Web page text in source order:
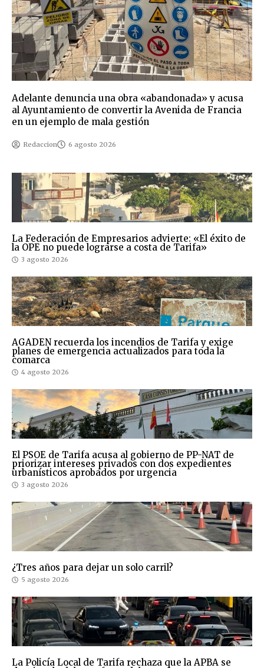
Adelante denuncia una obra «abandonada» y acusa
al Ayuntamiento de convertir la Avenida de Francia
en un ejemplo de mala gestión
Redaccion 6 agosto 2026
La Federación de Empresarios advierte: «El éxito de
la OPE no puede lograrse a costa de Tarifa»
3 agosto 2026
AGADEN recuerda los incendios de Tarifa y exige
planes de emergencia actualizados para toda la
comarca
4 agosto 2026
El PSOE de Tarifa acusa al gobierno de PP-NAT de
priorizar intereses privados con dos expedientes
urbanísticos aprobados por urgencia
3 agosto 2026
¿Tres años para dejar un solo carril?
5 agosto 2026
La Policía Local de Tarifa rechaza que la APBA se